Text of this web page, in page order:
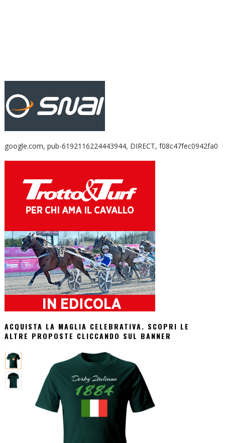
google.com, pub-6192116224443944, DIRECT, f08c47fec0942fa0
ACQUISTA LA MAGLIA CELEBRATIVA. SCOPRI LE
ALTRE PROPOSTE CLICCANDO SUL BANNER